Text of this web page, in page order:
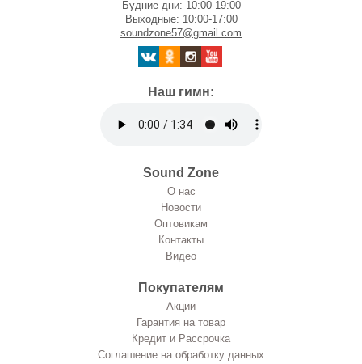
Будние дни: 10:00-19:00
Выходные: 10:00-17:00
soundzone57@gmail.com
Наш гимн:
Sound Zone
О нас
Новости
Оптовикам
Контакты
Видео
Покупателям
Акции
Гарантия на товар
Кредит и Рассрочка
Соглашение на обработку данных